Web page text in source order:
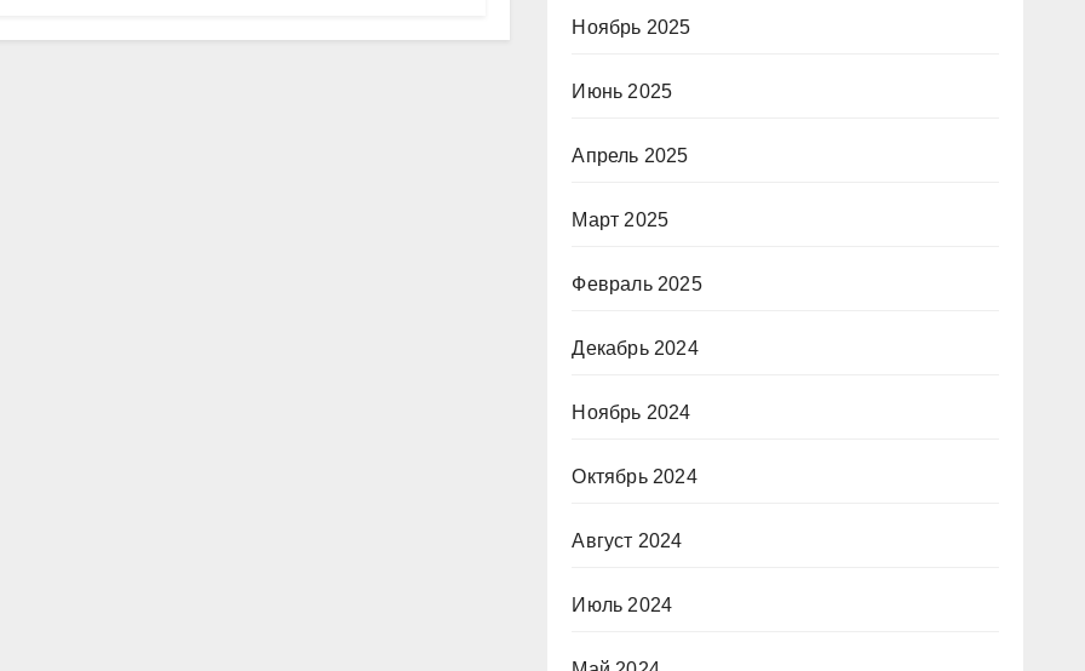
Ноябрь 2025
Июнь 2025
Апрель 2025
Март 2025
Февраль 2025
Декабрь 2024
Ноябрь 2024
Октябрь 2024
Август 2024
Июль 2024